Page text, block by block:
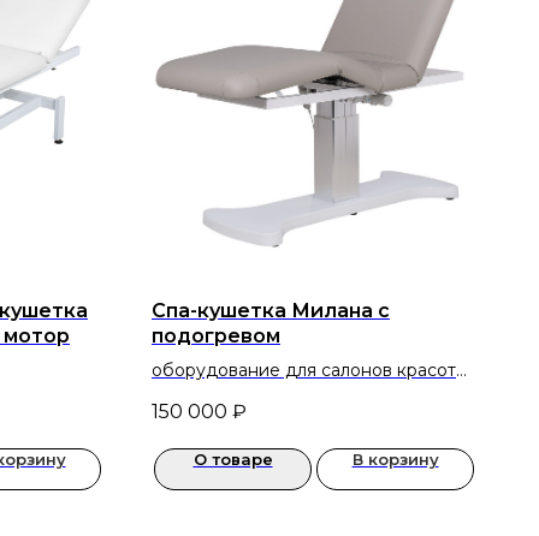
мотор
Спа-кушетка Милана с
подогревом
оборудование для салонов красоты
150 000 ₽
О товаре В корзину